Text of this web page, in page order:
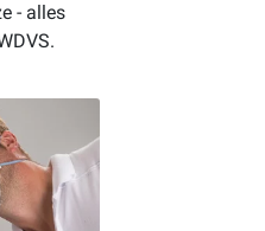
- alles